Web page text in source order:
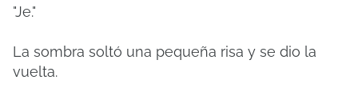
"Je."
La sombra soltó una pequeña risa y se dio la
vuelta.